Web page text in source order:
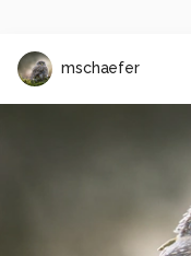
mschaefer